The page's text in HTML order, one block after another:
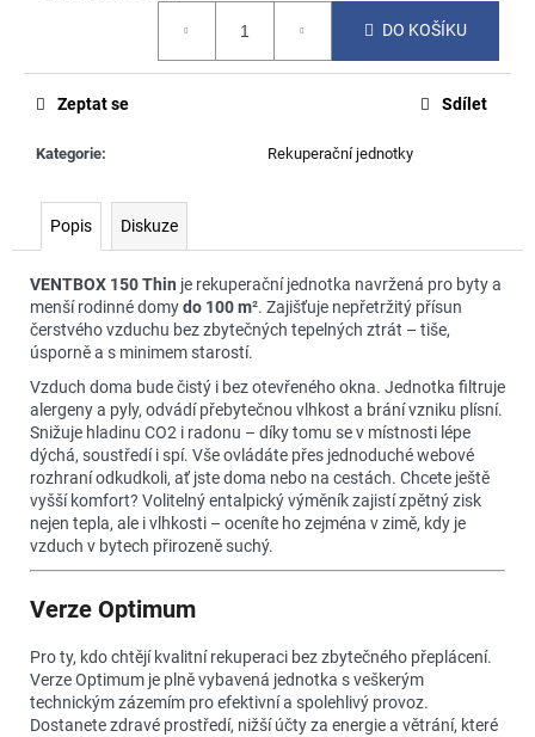
DO KOŠÍKU
Kategorie: Rekuperační jednotky
Zeptat se Sdílet
Popis Diskuze
VENTBOX 150 Thin je rekuperační jednotka navržená pro byty a
menší rodinné domydo 100 m². Zajišťuje nepřetržitý přísun
čerstvého vzduchu bez zbytečných tepelných ztrát – tiše,
úsporně a s minimem starostí.
Vzduch doma bude čistý i bez otevřeného okna. Jednotka filtruje
alergeny a pyly, odvádí přebytečnou vlhkost a brání vzniku plísní.
Snižuje hladinu CO2 i radonu – díky tomu se v místnosti lépe
dýchá, soustředí i spí. Vše ovládáte přes jednoduché webové
rozhraní odkudkoli, ať jste doma nebo na cestách. Chcete ještě
vyšší komfort? Volitelný entalpický výměník zajistí zpětný zisk
nejen tepla, ale i vlhkosti – oceníte ho zejména v zimě, kdy je
vzduch v bytech přirozeně suchý.
Verze Optimum
Pro ty, kdo chtějí kvalitní rekuperaci bez zbytečného přeplácení.
Verze Optimum je plně vybavená jednotka s veškerým
technickým zázemím pro efektivní a spolehlivý provoz.
Dostanete zdravé prostředí, nižší účty za energie a větrání, které
m
e